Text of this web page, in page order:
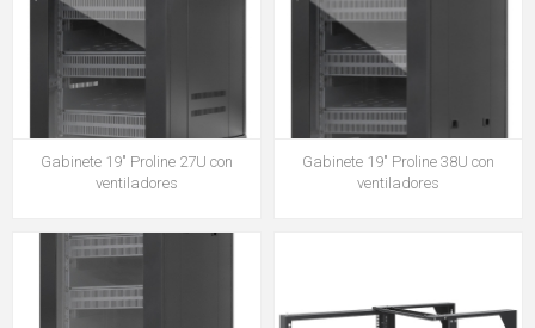
Gabinete 19" Proline 27U con
ventiladores
Gabinete 19" Proline 38U con
ventiladores